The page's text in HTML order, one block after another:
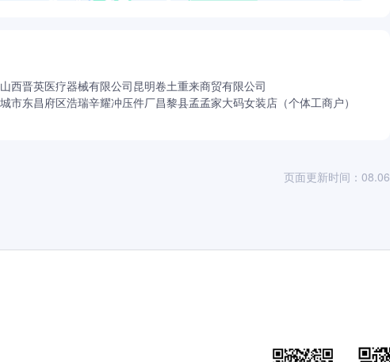
山西晋英医疗器械有限公司昆明卷土重来商贸有限公司
市东昌府区浩瑞辛耀冲压件厂昌黎县孟孟家大码女装店（个体工商户）
页面更新时间：08.06